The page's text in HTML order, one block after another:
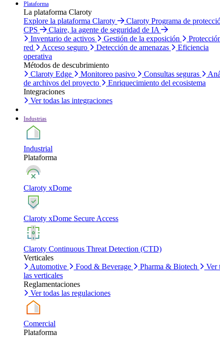
Plataforma
La plataforma Claroty
Explore la plataforma Claroty
Claroty Programa de
CPS
Claire, la agente de seguridad de IA
Inventario de activos
Gestión de la exposición
red
Acceso seguro Detección de amenazas
Eficiencia
operativa
Métodos de descubrimiento
Claroty Edge
Monitoreo pasivo Consultas seguras
de archivos del proyecto
Enriquecimiento del ecosistema
Integraciones
Ver todas las integraciones
Industrias
Industrial
Plataforma
Claroty xDome
Claroty xDome Secure Access
Claroty Continuous Threat Detection (CTD)
Verticales
Automotive
Food & Beverage Pharma & Biotech
Ver
las verticales
Reglamentaciones
Ver todas las regulaciones
Comercial
Plataforma